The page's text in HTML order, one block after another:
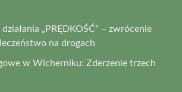
„PRĘDKOŚĆ” – zwrócenie
na drogach
w Wicherniku: Zderzenie trzech